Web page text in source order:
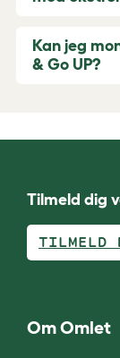
Kan jeg
& Go UP?
Tilmeld dig
TILMELD
Om Omlet